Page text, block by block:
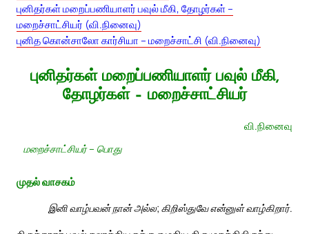
புனிதர்கள் மறைப்பணியாளர் பவுல் மீகி, தோழர்கள் –
மறைச்சாட்சியர் (வி.நினைவு)
புனித கொன்சாலோ கார்சியா – மறைச்சாட்சி (வி.நினைவு)
புனிதர்கள் மறைப்பணியாளர் பவுல் மீகி,
தோழர்கள் – மறைச்சாட்சியர்
வி.நினைவு
மறைச்சாட்சியர் – பொது
முதல் வாசகம்
இனி வாழ்பவன் நான் அல்ல; கிறிஸ்துவே என்னுள் வாழ்கிறார்.